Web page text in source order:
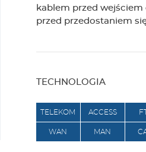
kablem przed wejściem
przed przedostaniem
TECHNOLOGIA
TELEKOM ACCESS
WAN MAN